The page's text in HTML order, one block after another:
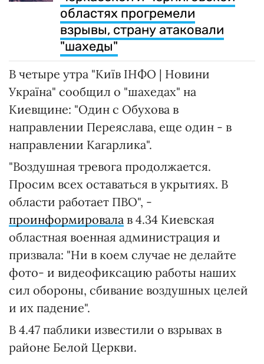
областях прогремели
взрывы, страну атаковали
"шахеды"
В четыре утра "Київ ІНФО | Новини
Україна" сообщил о "шахедах" на
Киевщине: "Один с Обухова в
направлении Переяслава, еще один - в
направлении Кагарлика".
"Воздушная тревога продолжается.
Просим всех оставаться в укрытиях. В
области работает ПВО", -
проинформировала в 4.34 Киевская
областная военная администрация и
призвала: "Ни в коем случае не делайте
фото- и видеофиксацию работы наших
сил обороны, сбивание воздушных целей
и их падение".
В 4.47 паблики известили о взрывах в
районе Белой Церкви.